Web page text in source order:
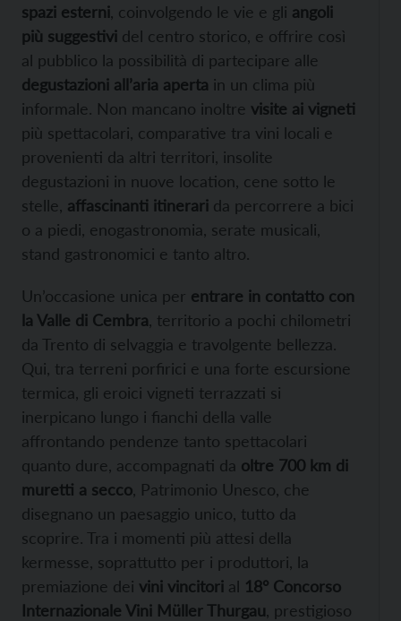
spazi esterni , coinvolgendo le vie e gli angoli
più suggestivi del centro storico, e offrire così
al pubblico la possibilità di partecipare alle
degustazioni all’aria aperta in un clima più
informale. Non mancano inoltre visite ai vigneti
più spettacolari, comparative tra vini locali e
provenienti da altri territori, insolite
degustazioni in nuove location, cene sotto le
stelle, affascinanti itinerari da percorrere a bici
o a piedi, enogastronomia, serate musicali,
stand gastronomici e tanto altro.
Un’occasione unica per entrare in contatto con
la Valle di Cembra , territorio a pochi chilometri
da Trento di selvaggia e travolgente bellezza.
Qui, tra terreni porfirici e una forte escursione
termica, gli eroici vigneti terrazzati si
inerpicano lungo i fianchi della valle
affrontando pendenze tanto spettacolari
quanto dure, accompagnati da oltre 700 km di
muretti a secco , Patrimonio Unesco, che
disegnano un paesaggio unico, tutto da
scoprire. Tra i momenti più attesi della
kermesse, soprattutto per i produttori, la
premiazione dei vini vincitori al 18° Concorso
Internazionale Vini Müller Thurgau , prestigioso